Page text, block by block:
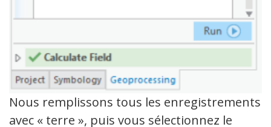
Nous remplissons tous les enregistrements
avec « terre », puis vous sélectionnez le